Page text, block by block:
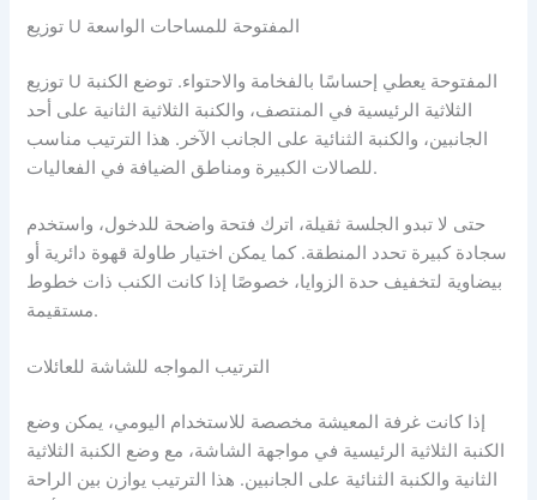
توزيع U المفتوحة للمساحات الواسعة
توزيع U المفتوحة يعطي إحساسًا بالفخامة والاحتواء. توضع الكنبة
الثلاثية الرئيسية في المنتصف، والكنبة الثلاثية الثانية على أحد
الجانبين، والكنبة الثنائية على الجانب الآخر. هذا الترتيب مناسب
للصالات الكبيرة ومناطق الضيافة في الفعاليات.
حتى لا تبدو الجلسة ثقيلة، اترك فتحة واضحة للدخول، واستخدم
سجادة كبيرة تحدد المنطقة. كما يمكن اختيار طاولة قهوة دائرية أو
بيضاوية لتخفيف حدة الزوايا، خصوصًا إذا كانت الكنب ذات خطوط
مستقيمة.
الترتيب المواجه للشاشة للعائلات
إذا كانت غرفة المعيشة مخصصة للاستخدام اليومي، يمكن وضع
الكنبة الثلاثية الرئيسية في مواجهة الشاشة، مع وضع الكنبة الثلاثية
الثانية والكنبة الثنائية على الجانبين. هذا الترتيب يوازن بين الراحة